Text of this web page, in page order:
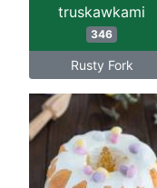
truskawkami
346
Rusty Fork